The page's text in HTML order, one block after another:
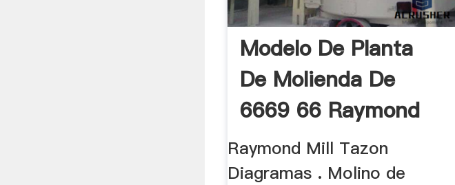
Modelo De Planta
De Molienda De
6669 66 Raymond
Mill ...
Raymond Mill Tazon
Diagramas . Molino de